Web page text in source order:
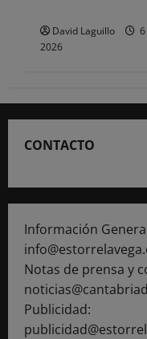
David Laguillo
2026
CONTACTO
Información
Notas de prensa y
Publicidad: